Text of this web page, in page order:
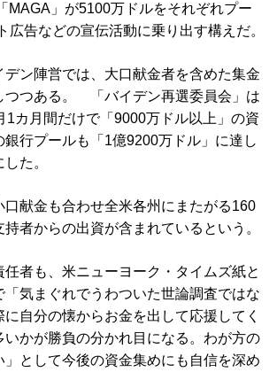
MAGA」が5100万ドルをそれぞれプー
広告などの宣伝活動に乗り出す構えだ。
ン陣営では、大口献金者を含めた集金
つつある。 「バイデン再選委員会」は
1カ月間だけで「9000万ドル以上」の資
銀行プールも「1億9200万ドル」に達し
た。
献金も合わせ全米各州にまたがる160
者からの出資が含まれているという。
者も、米ニューヨーク・タイムズ紙と
「気まぐれでうわついた世論調査ではな
に自分の懐からお金を出して応援してく
いかが勝負の分かれ目になる。わが方の
」として今後の資金集めにも自信を深め